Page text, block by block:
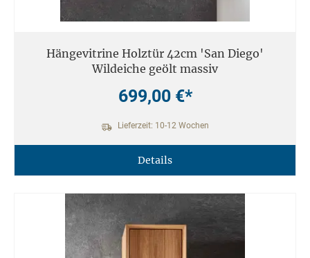
Hängevitrine Holztür 42cm 'San Diego'
Wildeiche geölt massiv
699,00 €*
Lieferzeit: 10-12 Wochen
Details